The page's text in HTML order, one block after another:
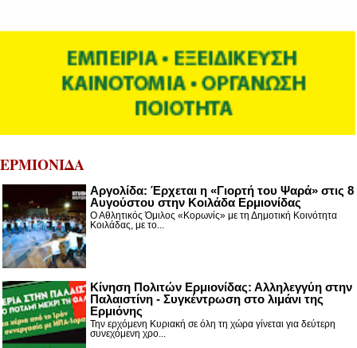
ΕΡΜΙΟΝΙΔΑ
Αργολίδα: Έρχεται η «Γιορτή του Ψαρά» στις 8
Αυγούστου στην Κοιλάδα Ερμιονίδας
Ο Αθλητικός Όμιλος «Κορωνίς» με τη Δημοτική Κοινότητα
Κοιλάδας, με το...
Κίνηση Πολιτών Ερμιονίδας: Αλληλεγγύη στην
Παλαιστίνη - Συγκέντρωση στο λιμάνι της
Ερμιόνης
Την ερχόμενη Κυριακή σε όλη τη χώρα γίνεται για δεύτερη
συνεχόμενη χρο...